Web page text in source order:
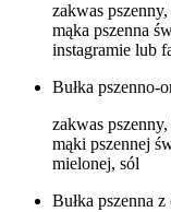
zakwas
mąka pszenna
instagramie lub
Bułka pszenno-
zakwas
mąki pszennej
mielonej, sól
Bułka pszenna